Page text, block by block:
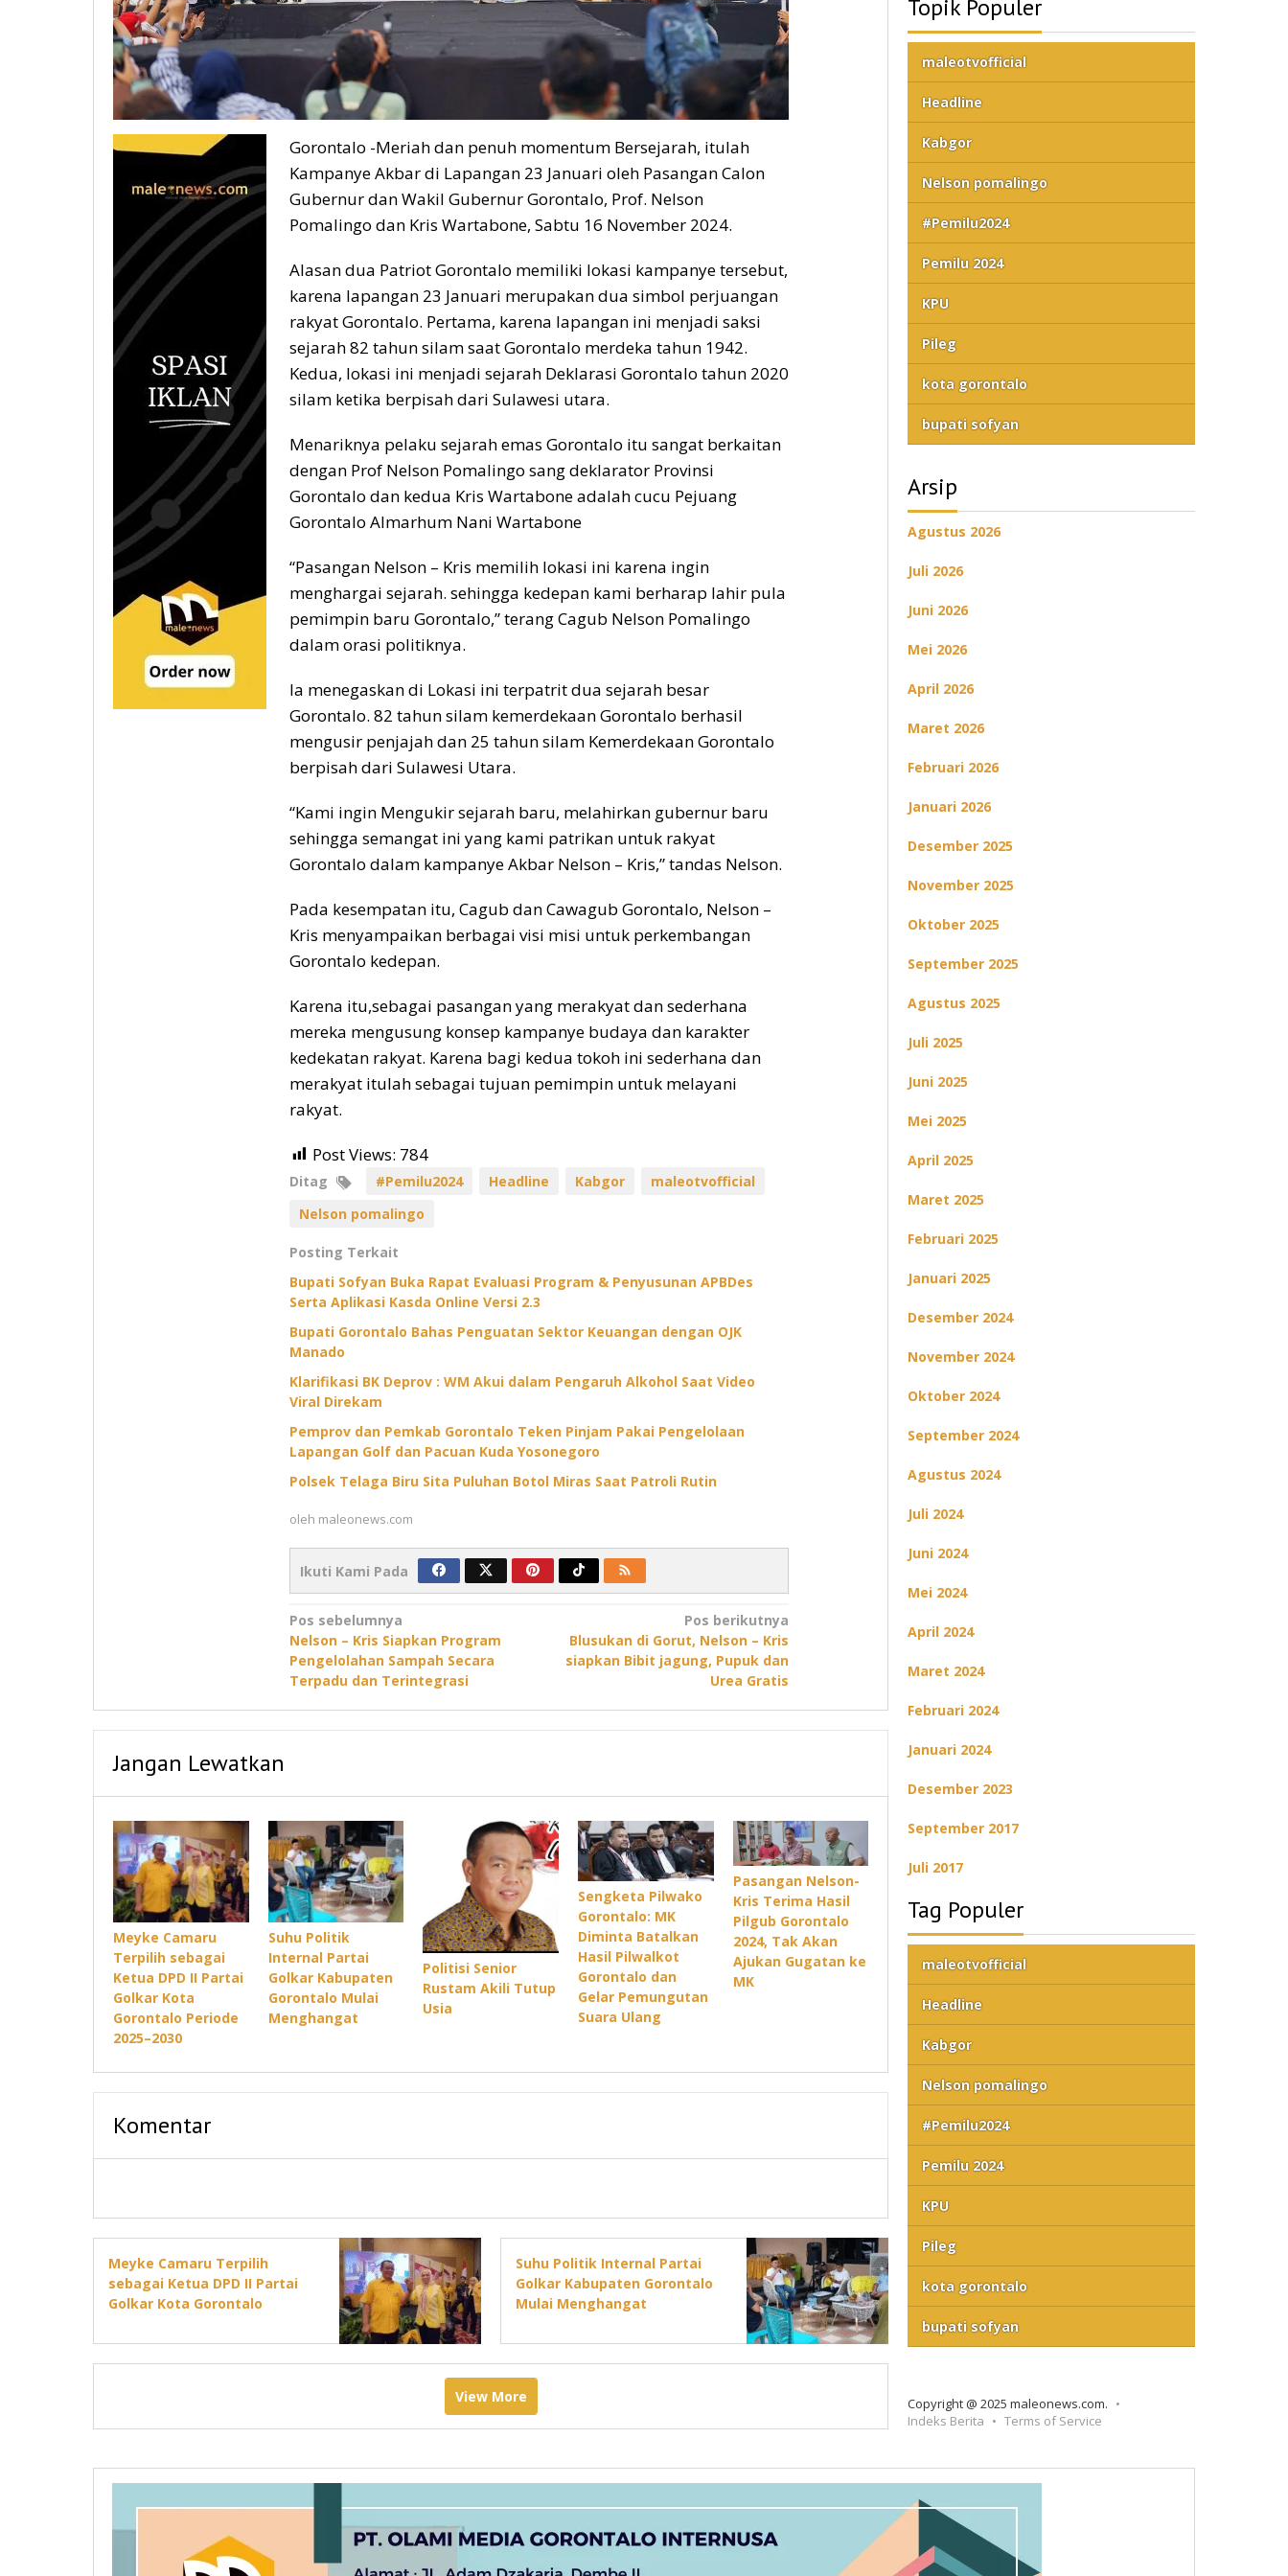
Gorontalo -Meriah dan penuh momentum Bersejarah, itulah
Kampanye Akbar di Lapangan 23 Januari oleh Pasangan Calon
Gubernur dan Wakil Gubernur Gorontalo, Prof. Nelson
Pomalingo dan Kris Wartabone, Sabtu 16 November 2024.
Alasan dua Patriot Gorontalo memiliki lokasi kampanye tersebut,
karena lapangan 23 Januari merupakan dua simbol perjuangan
rakyat Gorontalo. Pertama, karena lapangan ini menjadi saksi
sejarah 82 tahun silam saat Gorontalo merdeka tahun 1942.
Kedua, lokasi ini menjadi sejarah Deklarasi Gorontalo tahun 2020
silam ketika berpisah dari Sulawesi utara.
Menariknya pelaku sejarah emas Gorontalo itu sangat berkaitan
dengan Prof Nelson Pomalingo sang deklarator Provinsi
Gorontalo dan kedua Kris Wartabone adalah cucu Pejuang
Gorontalo Almarhum Nani Wartabone
“Pasangan Nelson – Kris memilih lokasi ini karena ingin
menghargai sejarah. sehingga kedepan kami berharap lahir pula
pemimpin baru Gorontalo,” terang Cagub Nelson Pomalingo
dalam orasi politiknya.
Ia menegaskan di Lokasi ini terpatrit dua sejarah besar
Gorontalo. 82 tahun silam kemerdekaan Gorontalo berhasil
mengusir penjajah dan 25 tahun silam Kemerdekaan Gorontalo
berpisah dari Sulawesi Utara.
“Kami ingin Mengukir sejarah baru, melahirkan gubernur baru
sehingga semangat ini yang kami patrikan untuk rakyat
Gorontalo dalam kampanye Akbar Nelson – Kris,” tandas Nelson.
Pada kesempatan itu, Cagub dan Cawagub Gorontalo, Nelson –
Kris menyampaikan berbagai visi misi untuk perkembangan
Gorontalo kedepan.
Karena itu,sebagai pasangan yang merakyat dan sederhana
mereka mengusung konsep kampanye budaya dan karakter
kedekatan rakyat. Karena bagi kedua tokoh ini sederhana dan
merakyat itulah sebagai tujuan pemimpin untuk melayani
rakyat.
Post Views: 784
Ditag #Pemilu2024 Headline Kabgor
maleotvofficial
Nelson pomalingo
Posting Terkait
Bupati Sofyan Buka Rapat Evaluasi Program & Penyusunan APBDes
Serta Aplikasi Kasda Online Versi 2.3
Bupati Gorontalo Bahas Penguatan Sektor Keuangan dengan OJK
Manado
Klarifikasi BK Deprov : WM Akui dalam Pengaruh Alkohol Saat Video
Viral Direkam
Pemprov dan Pemkab Gorontalo Teken Pinjam Pakai Pengelolaan
Lapangan Golf dan Pacuan Kuda Yosonegoro
Polsek Telaga Biru Sita Puluhan Botol Miras Saat Patroli Rutin
oleh maleonews.com
Ikuti Kami Pada
Navigasi
pos
Pos sebelumnya
Nelson – Kris Siapkan Program
Pengelolahan Sampah Secara
Terpadu dan Terintegrasi
Pos berikutnya
Blusukan di Gorut, Nelson – Kris
siapkan Bibit jagung, Pupuk dan
Urea Gratis
Jangan Lewatkan
Meyke Camaru
Terpilih sebagai
Ketua DPD II Partai
Golkar Kota
Gorontalo Periode
2025–2030
Suhu Politik
Internal Partai
Golkar Kabupaten
Gorontalo Mulai
Menghangat
Politisi Senior
Rustam Akili Tutup
Usia
Sengketa Pilwako
Gorontalo: MK
Diminta Batalkan
Hasil Pilwalkot
Gorontalo dan
Gelar Pemungutan
Suara Ulang
Pasangan Nelson-
Kris Terima Hasil
Pilgub Gorontalo
2024, Tak Akan
Ajukan Gugatan ke
MK
Komentar
Meyke Camaru Terpilih
sebagai Ketua DPD II Partai
Golkar Kota Gorontalo
Suhu Politik Internal Partai
Golkar Kabupaten Gorontalo
Mulai Menghangat
View More
Topik Populer
maleotvofficial
Headline
Kabgor
Nelson pomalingo
#Pemilu2024
Pemilu 2024
KPU
Pileg
kota gorontalo
bupati sofyan
Arsip
Agustus 2026
Juli 2026
Juni 2026
Mei 2026
April 2026
Maret 2026
Februari 2026
Januari 2026
Desember 2025
November 2025
Oktober 2025
September 2025
Agustus 2025
Juli 2025
Juni 2025
Mei 2025
April 2025
Maret 2025
Februari 2025
Januari 2025
Desember 2024
November 2024
Oktober 2024
September 2024
Agustus 2024
Juli 2024
Juni 2024
Mei 2024
April 2024
Maret 2024
Februari 2024
Januari 2024
Desember 2023
September 2017
Juli 2017
Tag Populer
maleotvofficial
Headline
Kabgor
Nelson pomalingo
#Pemilu2024
Pemilu 2024
KPU
Pileg
kota gorontalo
bupati sofyan
Copyright @ 2025 maleonews.com.
Indeks Berita
Terms of Service